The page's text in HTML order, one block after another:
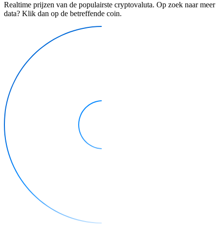
Realtime prijzen van de populairste cryptovaluta. Op zoek naar meer
data? Klik dan op de betreffende coin.